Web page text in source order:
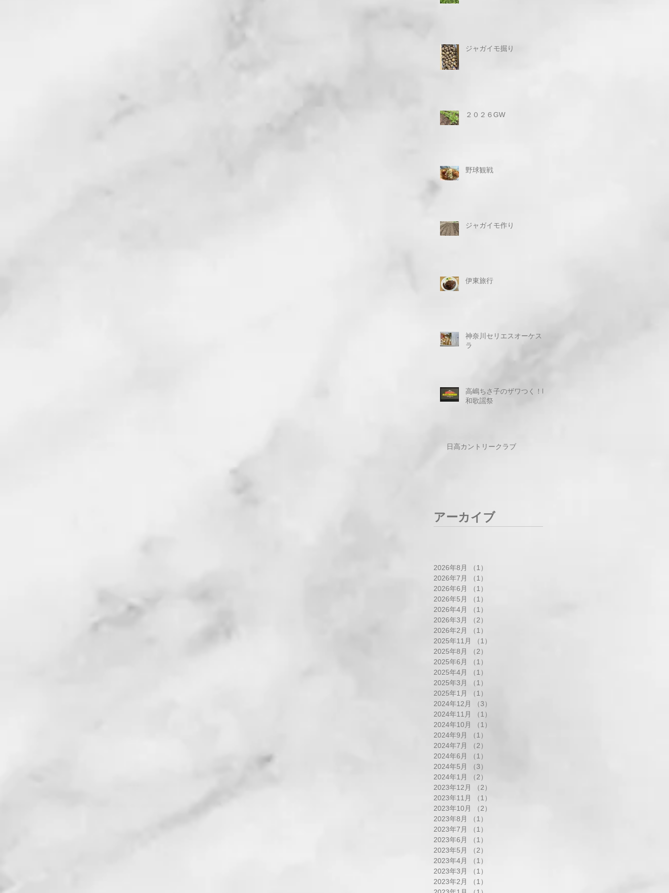
ジャガイモ掘り
２０２６GW
野球観戦
ジャガイモ作り
伊東旅行
神奈川セリエスオーケスト
ラ
高嶋ちさ子のザワつく！昭
和歌謡祭
日高カントリークラブ
アーカイブ
2026年8月 （1）
2026年7月
（1）
2026年6月
（1）
2026年5月
（1）
2026年4月
（1）
2026年3月
（2）
2026年2月
（1）
2025年11月
（1）
2025年8月
（2）
2025年6月
（1）
2025年4月
（1）
2025年3月
（1）
2025年1月
（1）
2024年12月
（3）
2024年11月
（1）
2024年10月
（1）
2024年9月
（1）
2024年7月
（2）
2024年6月
（1）
2024年5月
（3）
2024年1月
（2）
2023年12月
（2）
2023年11月
（1）
2023年10月
（2）
2023年8月
（1）
2023年7月
（1）
2023年6月
（1）
2023年5月
（2）
2023年4月
（1）
2023年3月
（1）
2023年2月
（1）